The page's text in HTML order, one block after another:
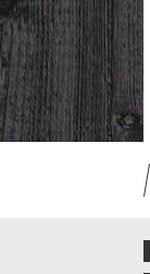
ペ
ー
ジ
の
先
頭
メ
ニ
ュ
ー
を
飛